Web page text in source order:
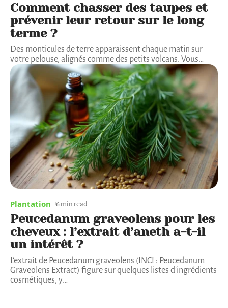
Comment chasser des taupes et
prévenir leur retour sur le long
terme ?
Des monticules de terre apparaissent chaque matin sur
votre pelouse, alignés comme des petits volcans. Vous…
Plantation 6 min read
Peucedanum graveolens pour les
cheveux : l’extrait d’aneth a-t-il
un intérêt ?
L'extrait de Peucedanum graveolens (INCI : Peucedanum
Graveolens Extract) figure sur quelques listes d'ingrédients
cosmétiques, y…